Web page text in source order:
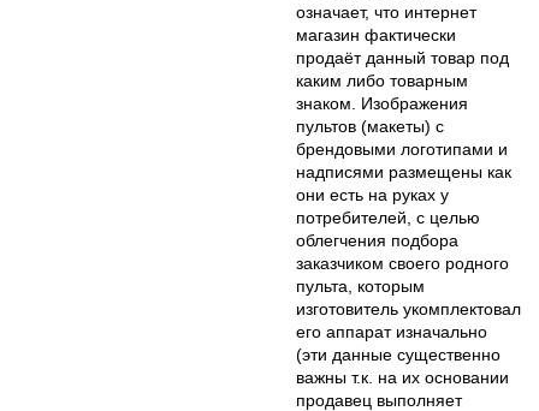
означает, что интернет
магазин фактически
продаёт данный товар под
каким либо товарным
знаком. Изображения
пультов (макеты) с
брендовыми логотипами и
надписями размещены как
они есть на руках у
потребителей, с целью
облегчения подбора
заказчиком своего родного
пульта, которым
изготовитель укомплектовал
его аппарат изначально
(эти данные существенно
важны т.к. на их основании
продавец выполняет